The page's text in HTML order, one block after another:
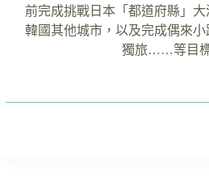
前完成挑戰日本「都道府縣」
韓國其他城市，以及完成偶來
獨旅……等目